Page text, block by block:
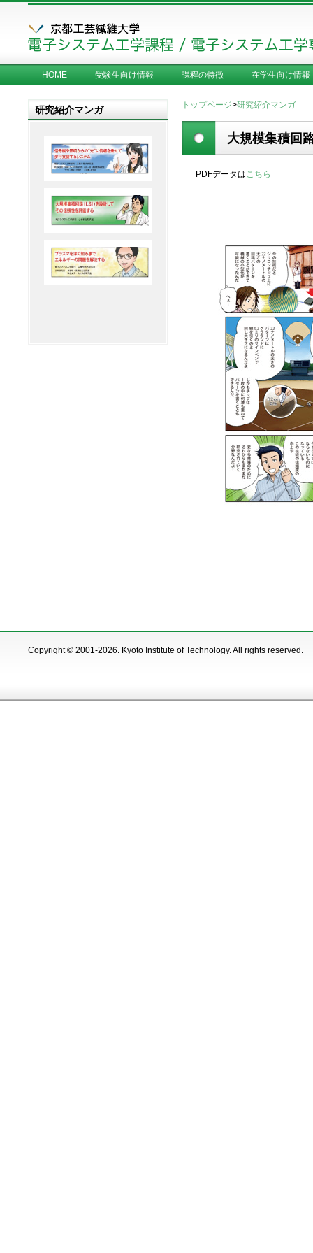
HOME 受験生向け情報 課程の特徴 在学生向け情報
研究紹介マンガ トップページ>研究紹介マンガ
大規模集積回
PDFデータはこちら
Copyright © 2001-2026. Kyoto Institute of Technology. All rights reserved.